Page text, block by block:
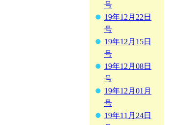
号
19年12月22日
号
19年12月15日
号
19年12月08日
号
19年12月01月
号
19年11月24日